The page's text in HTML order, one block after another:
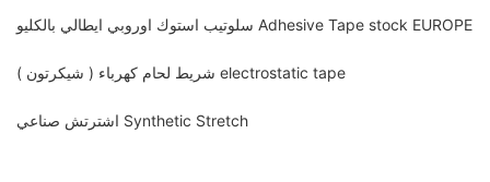
سلوتيب استوك اوروبي ايطالي بالكليو Adhesive Tape stock EUROPE
شريط لحام كهرباء ( شيكرتون ) electrostatic tape
اشترتش صناعي Synthetic Stretch